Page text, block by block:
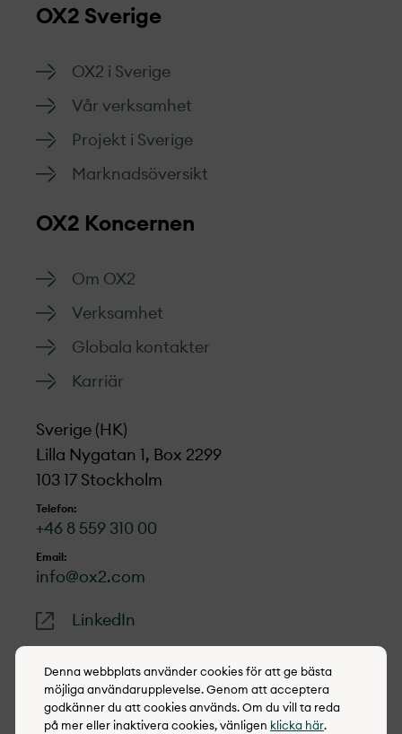
OX2 Sverige
OX2 i Sverige
Vår verksamhet
Projekt­ i Sverige
Marknads­översikt
OX2 Koncernen
Om OX2
Verksamhet
Globala kontakter
Karriär
Sverige (HK)
Lilla Nygatan 1, Box 2299
103 17 Stockholm
Telefon:
+46 8 559 310 00
Email:
info@ox2.com
LinkedIn
© 2022-2026 OX2
Denna webbplats använder cookies för att ge bästa
möjliga användarupplevelse. Genom att acceptera
godkänner du att cookies används. Om du vill ta reda
på mer eller inaktivera cookies, vänligen klicka här.